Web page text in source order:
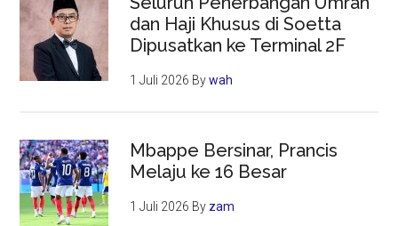
dan Haji Khusus di Soetta
Dipusatkan ke Terminal 2F
1 Juli 2026 Bywah
Mbappe Bersinar, Prancis
Melaju ke 16 Besar
1 Juli 2026 By zam